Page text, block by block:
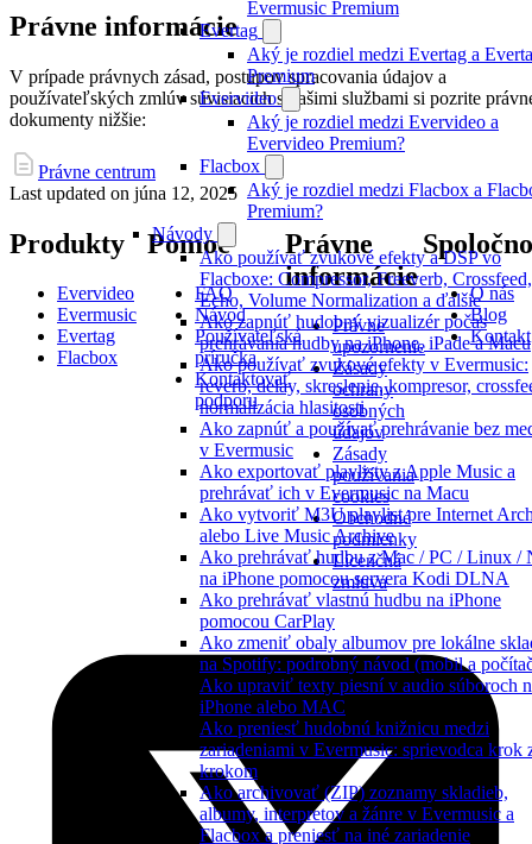
Evermusic Premium
Evertag
Aký je rozdiel medzi Evertag a
Premium
Evervideo
Aký je rozdiel medzi Evervideo a
Evervideo Premium?
Flacbox
Aký je rozdiel medzi Flacbox a
Premium?
Návody
Ako používať zvukové efekty a DSP vo
Flacboxe: Compressor, Freeverb, Crossfeed,
Echo, Volume Normalization a ďalšie
Ako zapnúť hudobný vizualizér počas
prehrávania hudby na iPhone, iPade a Macu
Ako používať zvukové efekty v Evermusic:
reverb, delay, skreslenie, kompresor,
normalizácia hlasitosti
Ako zapnúť a používať prehrávanie bez
v Evermusic
Ako exportovať playlisty z Apple Music a
prehrávať ich v Evermusic na Macu
Ako vytvoriť M3U playlist pre Internet
alebo Live Music Archive
Ako prehrávať hudbu z Mac / PC / Linux /
na iPhone pomocou servera Kodi DLNA
Ako prehrávať vlastnú hudbu na iPhone
pomocou CarPlay
Ako zmeniť obaly albumov pre lokálne
na Spotify: podrobný návod (mobil a
Ako upraviť texty piesní v audio súboroch
iPhone alebo MAC
Ako preniesť hudobnú knižnicu medzi
zariadeniami v Evermusic: sprievodca krok
krokom
Ako archivovať (ZIP) zoznamy skladieb,
albumy, interpretov a žánre v Evermusic a
Flacbox a preniesť na iné zariadenie
Právne informácie
V prípade právnych zásad, postupov spracovania údajov a
používateľských zmlúv súvisiacich s našimi službami si pozrite
dokumenty nižšie:
Právne centrum
Last updated on júna 12, 2025
Produkty
Evervideo
Evermusic
Evertag
Flacbox
Pomoc
FAQ
Návod
Používateľská
príručka
Kontaktovať
podporu
Právne
informácie
Právne
upozornenie
Zásady
ochrany
osobných
údajov
Zásady
používania
cookies
Obchodné
podmienky
Licenčná
zmluva
O nás
Blog
Kontakt